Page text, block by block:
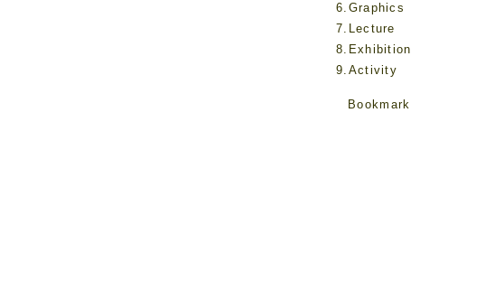
6.Graphics
7.Lecture
8.Exhibition
9.Activity
Bookmark